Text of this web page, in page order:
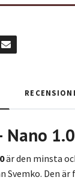
Nano 1.0
är den minsta
Svemko. Den